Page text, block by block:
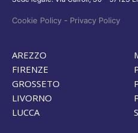
Cookie Policy - Privacy Policy
AREZZO
FIRENZE
GROSSETO
LIVORNO
LUCCA